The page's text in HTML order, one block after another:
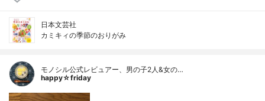
日本文芸社
カミキィの季節のおりがみ
モノシル公式レビュアー、男の子2人&女の…
happy☆friday